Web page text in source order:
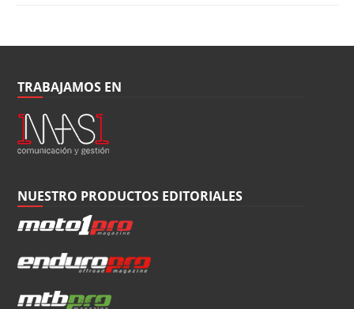
TRABAJAMOS EN
NUESTRO PRODUCTOS EDITORIALES